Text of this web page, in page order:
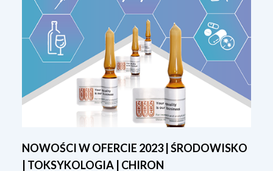
NOWOŚCI W OFERCIE 2023 | ŚRODOWISKO
| TOKSYKOLOGIA | CHIRON